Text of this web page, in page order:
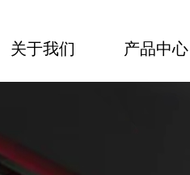
关于我们 产品中心